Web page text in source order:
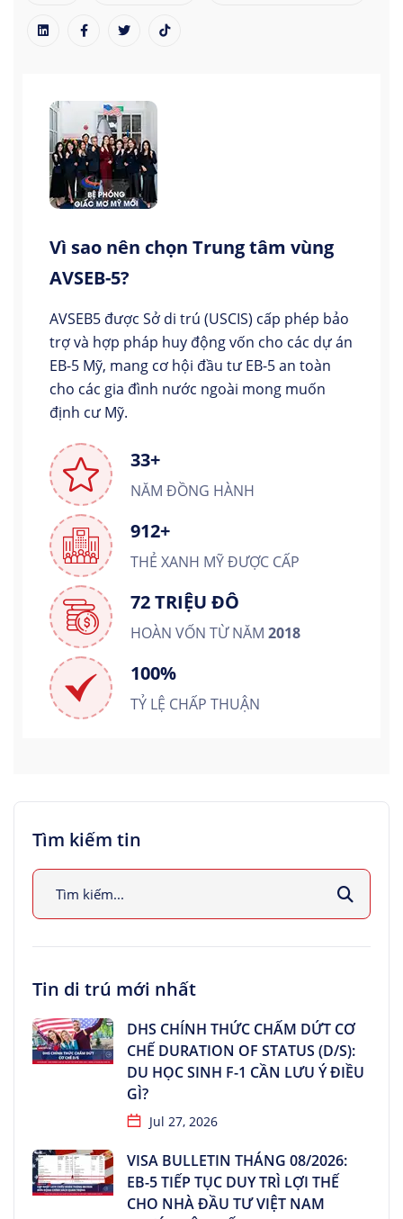
Vì sao nên chọn Trung tâm vùng
AVSEB-5?
AVSEB5 được Sở di trú (USCIS) cấp phép bảo
trợ và hợp pháp huy động vốn cho các dự án
EB-5 Mỹ, mang cơ hội đầu tư EB-5 an toàn
cho các gia đình nước ngoài mong muốn
định cư Mỹ.
33+
NĂM ĐỒNG HÀNH
912+
THẺ XANH MỸ ĐƯỢC CẤP
72 TRIỆU ĐÔ
HOÀN VỐN TỪ NĂM 2018
100%
TỶ LỆ CHẤP THUẬN
Tìm kiếm tin
Tin di trú mới nhất
DHS CHÍNH THỨC CHẤM DỨT CƠ
CHẾ DURATION OF STATUS (D/S):
DU HỌC SINH F-1 CẦN LƯU Ý ĐIỀU
GÌ?
Jul 27, 2026
VISA BULLETIN THÁNG 08/2026:
EB-5 TIẾP TỤC DUY TRÌ LỢI THẾ
CHO NHÀ ĐẦU TƯ VIỆT NAM